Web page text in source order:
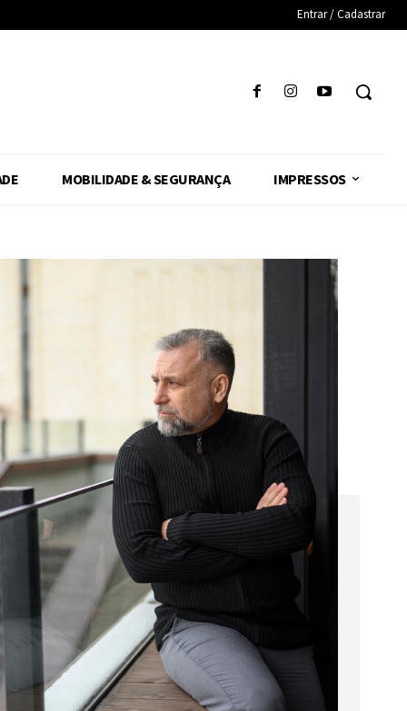
Entrar / Cadastrar
MOBILIDADE & SEGURANÇA IMPRESSOS